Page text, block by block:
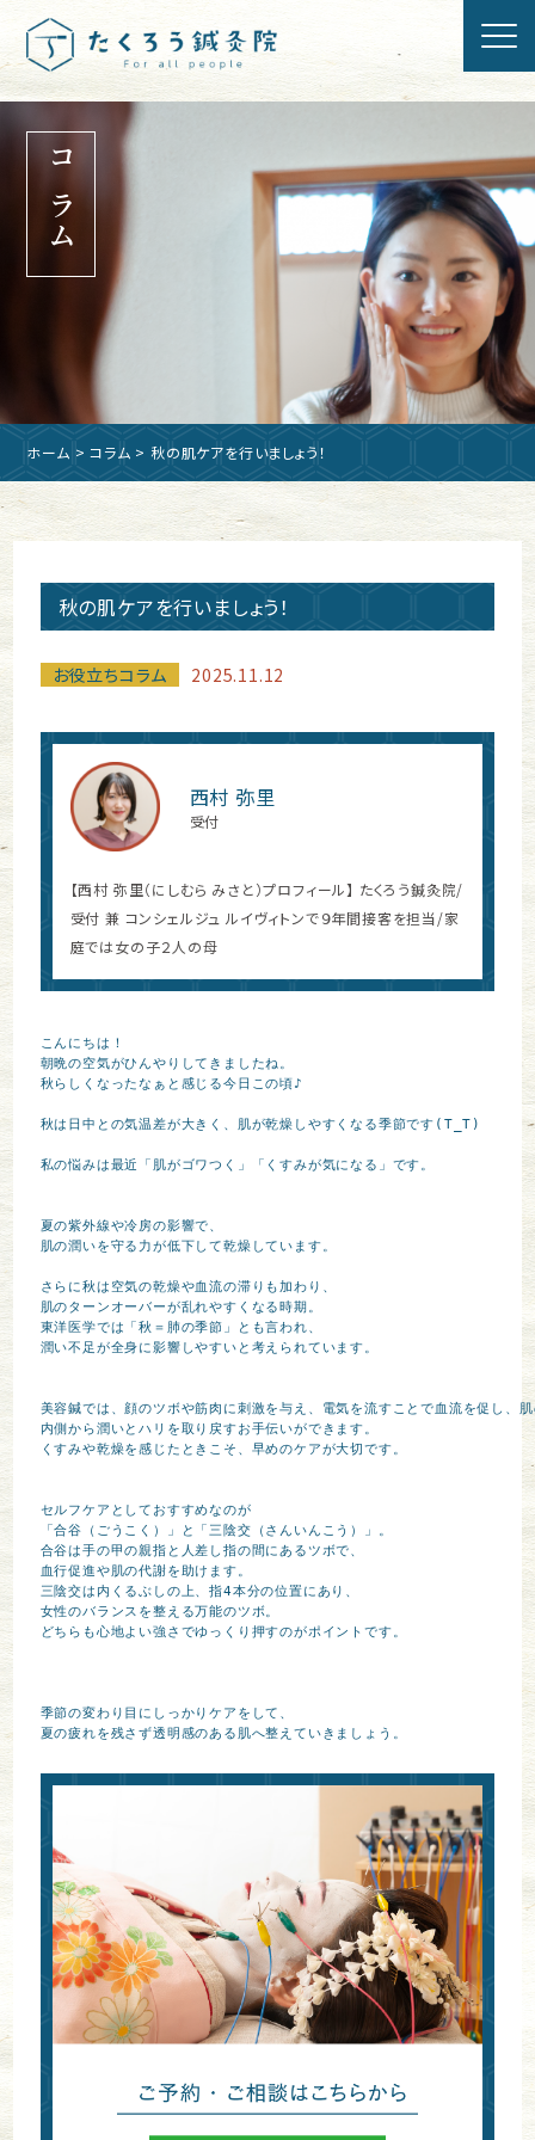
コラム
ホーム >コラム > 秋の肌ケアを行いましょう！
秋の肌ケアを行いましょう！
お役立ちコラム 2025.11.12
西村 弥里
受付
【西村 弥里（にしむら みさと）プロフィール】 たくろう鍼灸院/
受付 兼 コンシェルジュ ルイヴィトンで９年間接客を担当/家
庭では女の子２人の母
こんにちは！
朝晩の空気がひんやりしてきましたね。
秋らしくなったなぁと感じる今日この頃♪
秋は日中との気温差が大きく、肌が乾燥しやすくなる季節です(T_T)
私の悩みは最近「肌がゴワつく」「くすみが気になる」です。
夏の紫外線や冷房の影響で、
肌の潤いを守る力が低下して乾燥しています。
さらに秋は空気の乾燥や血流の滞りも加わり、
肌のターンオーバーが乱れやすくなる時期。
東洋医学では「秋＝肺の季節」とも言われ、
潤い不足が全身に影響しやすいと考えられています。
美容鍼では、顔のツボや筋肉に刺激を与え、電気を流すことで血流を促し、
内側から潤いとハリを取り戻すお手伝いができます。
くすみや乾燥を感じたときこそ、早めのケアが大切です。
セルフケアとしておすすめなのが
「合谷（ごうこく）」と「三陰交（さんいんこう）」。
合谷は手の甲の親指と人差し指の間にあるツボで、
血行促進や肌の代謝を助けます。
三陰交は内くるぶしの上、指4本分の位置にあり、
女性のバランスを整える万能のツボ。
どちらも心地よい強さでゆっくり押すのがポイントです。
季節の変わり目にしっかりケアをして、
夏の疲れを残さず透明感のある肌へ整えていきましょう。